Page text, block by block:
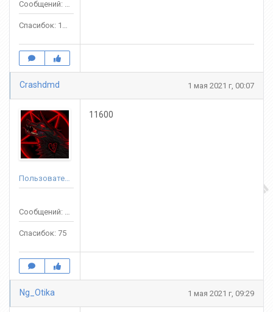
Сообщений: 5411
Спасибок: 1897
Crashdmd 1 мая 2021 г, 00:07
Пользователь
Сообщений: 111
Спасибок: 75
11600
Ng_Otika 1 мая 2021 г, 09:29